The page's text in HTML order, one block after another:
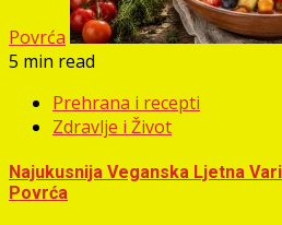
Povrća
5 min read
Prehrana i recepti
Zdravlje i Život
Najukusnija Veganska Ljetna
Povrća